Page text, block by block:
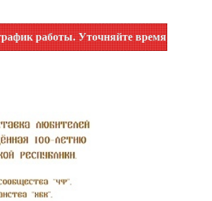
Уточняйте время работы по номеру